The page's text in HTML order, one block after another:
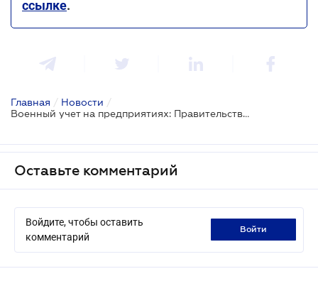
ссылке.
Главная / Новости /
Военный учет на предприятиях: Правительство утвердило новый Порядок
Оставьте комментарий
Войдите, чтобы оставить
комментарий
войти